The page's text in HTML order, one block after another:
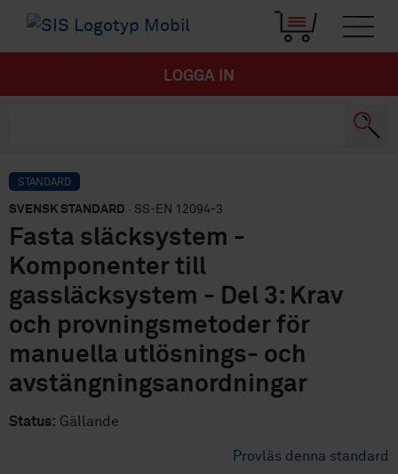
LOGGA IN
STANDARD
SVENSK STANDARD · SS-EN 12094-3
Fasta släcksystem -
Komponenter till
gassläcksystem - Del 3: Krav
och provningsmetoder för
manuella utlösnings- och
avstängningsanordningar
Status: Gällande
Provläs denna standard